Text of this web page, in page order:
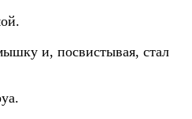
и, посвистывая, стал